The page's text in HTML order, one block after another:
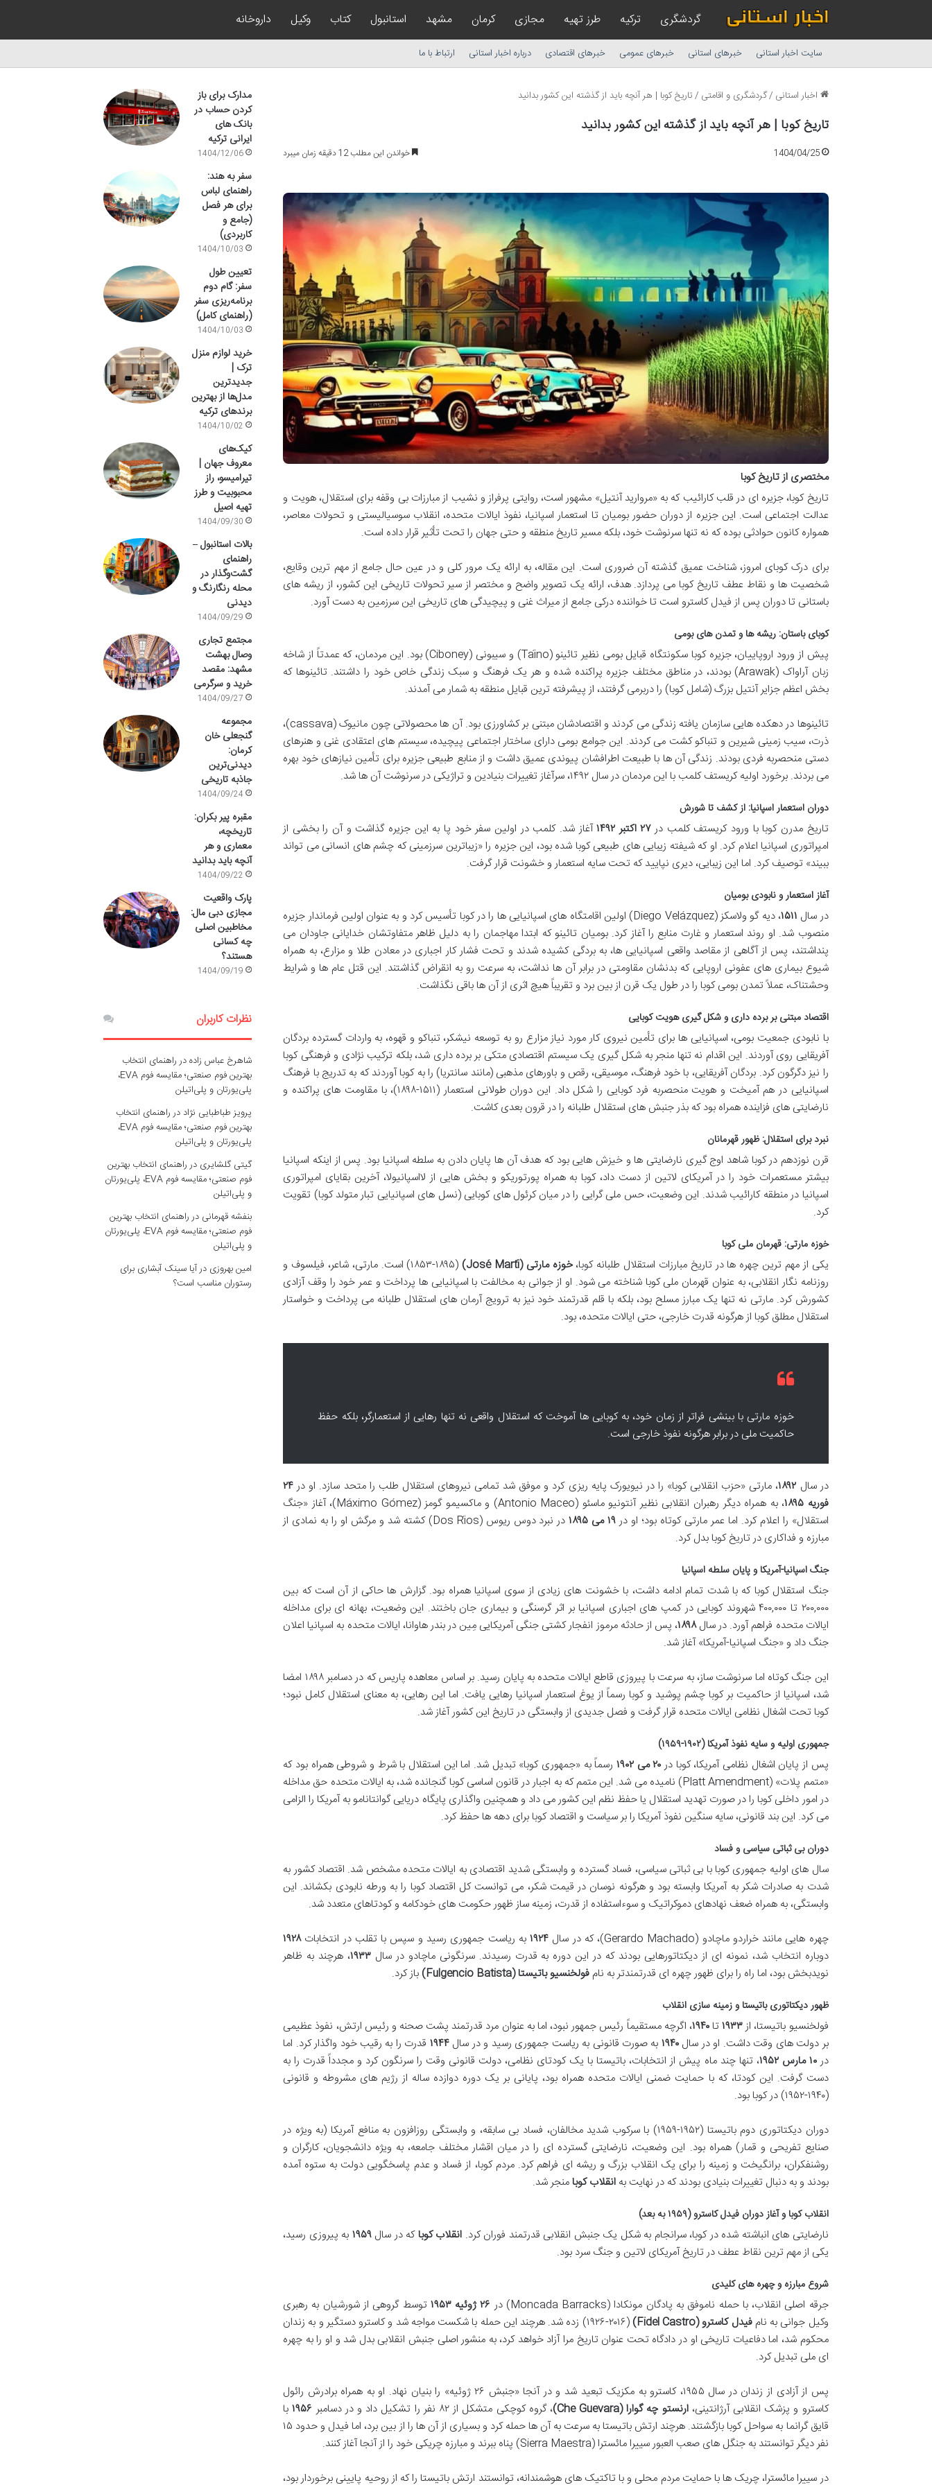
گردشگری ترکیه طرز تهیه مجازی کرمان مشهد استانبول کتاب وکیل داروخانه
سایت اخبار استانی خبرهای استانی خبرهای عمومی خبرهای اقتصادی درباره اخبار استانی ارتباط با ما
اخبار استانی /گردشگری و اقامتی /تاریخ کوبا | هر آنچه باید از گذشته این کشور بدانید
تاریخ کوبا | هر آنچه باید از گذشته این کشور بدانید
1404/04/25 خواندن این مطلب 12 دقیقه زمان میبرد
مختصری از تاریخ کوبا
تاریخ کوبا، جزیره ای در قلب کارائیب که به «مروارید آنتیل» مشهور است، روایتی پرفراز و نشیب از مبارزات بی وقفه برای استقلال، هویت و
عدالت اجتماعی است. این جزیره از دوران حضور بومیان تا استعمار اسپانیا، نفوذ ایالات متحده، انقلاب سوسیالیستی و تحولات معاصر،
همواره کانون حوادثی بوده که نه تنها سرنوشت خود، بلکه مسیر تاریخ منطقه و حتی جهان را تحت تأثیر قرار داده است.
برای درک کوبای امروز، شناخت عمیق گذشته آن ضروری است. این مقاله، به ارائه یک مرور کلی و در عین حال جامع از مهم ترین وقایع،
شخصیت ها و نقاط عطف تاریخ کوبا می پردازد. هدف، ارائه یک تصویر واضح و مختصر از سیر تحولات تاریخی این کشور، از ریشه های
باستانی تا دوران پس از فیدل کاسترو است تا خواننده درکی جامع از میراث غنی و پیچیدگی های تاریخی این سرزمین به دست آورد.
کوبای باستان: ریشه ها و تمدن های بومی
پیش از ورود اروپاییان، جزیره کوبا سکونتگاه قبایل بومی نظیر تائینو (Taíno) و سیبونی (Ciboney) بود. این مردمان، که عمدتاً از شاخه
زبان آراواک (Arawak) بودند، در مناطق مختلف جزیره پراکنده شده و هر یک فرهنگ و سبک زندگی خاص خود را داشتند. تائینوها که
بخش اعظم جزایر آنتیل بزرگ (شامل کوبا) را دربرمی گرفتند، از پیشرفته ترین قبایل منطقه به شمار می آمدند.
تائینوها در دهکده هایی سازمان یافته زندگی می کردند و اقتصادشان مبتنی بر کشاورزی بود. آن ها محصولاتی چون مانیوک (cassava)،
ذرت، سیب زمینی شیرین و تنباکو کشت می کردند. این جوامع بومی دارای ساختار اجتماعی پیچیده، سیستم های اعتقادی غنی و هنرهای
دستی منحصربه فردی بودند. زندگی آن ها با طبیعت اطرافشان پیوندی عمیق داشت و از منابع طبیعی جزیره برای تأمین نیازهای خود بهره
می بردند. برخورد اولیه کریستف کلمب با این مردمان در سال ۱۴۹۲، سرآغاز تغییرات بنیادین و تراژیکی در سرنوشت آن ها شد.
دوران استعمار اسپانیا: از کشف تا شورش
تاریخ مدرن کوبا با ورود کریستف کلمب در۲۷ اکتبر ۱۴۹۲
آغاز شد. کلمب در اولین سفر خود پا به این جزیره گذاشت و آن را بخشی از
امپراتوری اسپانیا اعلام کرد. او که شیفته زیبایی های طبیعی کوبا شده بود، این جزیره را «زیباترین سرزمینی که چشم های انسانی می تواند
ببیند» توصیف کرد. اما این زیبایی، دیری نپایید که تحت سایه استعمار و خشونت قرار گرفت.
آغاز استعمار و نابودی بومیان
در سال ۱۵۱۱
، دیه گو ولاسکز (Diego Velázquez) اولین اقامتگاه های اسپانیایی ها را در کوبا تأسیس کرد و به عنوان اولین فرماندار جزیره
منصوب شد. او روند استعمار و غارت منابع را آغاز کرد. بومیان تائینو که ابتدا مهاجمان را به دلیل ظاهر متفاوتشان خدایانی جاودان می
پنداشتند، پس از آگاهی از مقاصد واقعی اسپانیایی ها، به بردگی کشیده شدند و تحت فشار کار اجباری در معادن طلا و مزارع، به همراه
شیوع بیماری های عفونی اروپایی که بدنشان مقاومتی در برابر آن ها نداشت، به سرعت رو به انقراض گذاشتند. این قتل عام ها و شرایط
وحشتناک، عملاً تمدن بومی کوبا را در طول یک قرن از بین برد و تقریباً هیچ اثری از آن ها باقی نگذاشت.
اقتصاد مبتنی بر برده داری و شکل گیری هویت کوبایی
با نابودی جمعیت بومی، اسپانیایی ها برای تأمین نیروی کار مورد نیاز مزارع رو به توسعه نیشکر، تنباکو و قهوه، به واردات گسترده بردگان
آفریقایی روی آوردند. این اقدام نه تنها منجر به شکل گیری یک سیستم اقتصادی متکی بر برده داری شد، بلکه ترکیب نژادی و فرهنگی کوبا
را نیز دگرگون کرد. بردگان آفریقایی، با خود فرهنگ، موسیقی، رقص و باورهای مذهبی (مانند سانتریا) را به کوبا آوردند که به تدریج با فرهنگ
اسپانیایی در هم آمیخت و هویت منحصربه فرد کوبایی را شکل داد. این دوران طولانی استعمار (۱۵۱۱-۱۸۹۸)، با مقاومت های پراکنده و
نارضایتی های فزاینده همراه بود که بذر جنبش های استقلال طلبانه را در قرون بعدی کاشت.
نبرد برای استقلال: ظهور قهرمانان
قرن نوزدهم در کوبا شاهد اوج گیری نارضایتی ها و خیزش هایی بود که هدف آن ها پایان دادن به سلطه اسپانیا بود. پس از اینکه اسپانیا
بیشتر مستعمرات خود را در آمریکای لاتین از دست داد، کوبا به همراه پورتوریکو و بخش هایی از لااسپانیولا، آخرین بقایای امپراتوری
اسپانیا در منطقه کارائیب شدند. این وضعیت، حس ملی گرایی را در میان کرئول های کوبایی (نسل های اسپانیایی تبار متولد کوبا) تقویت
کرد.
خوزه مارتی: قهرمان ملی کوبا
یکی از مهم ترین چهره ها در تاریخ مبارزات استقلال طلبانه کوبا،خوزه مارتی (José Martí)
(۱۸۵۳-۱۸۹۵) است. مارتی، شاعر، فیلسوف و
روزنامه نگار انقلابی، به عنوان قهرمان ملی کوبا شناخته می شود. او از جوانی به مخالفت با اسپانیایی ها پرداخت و عمر خود را وقف آزادی
کشورش کرد. مارتی نه تنها یک مبارز مسلح بود، بلکه با قلم قدرتمند خود نیز به ترویج آرمان های استقلال طلبانه می پرداخت و خواستار
استقلال مطلق کوبا از هرگونه قدرت خارجی، حتی ایالات متحده، بود.
خوزه مارتی با بینشی فراتر از زمان خود، به کوبایی ها آموخت که استقلال واقعی نه تنها رهایی از استعمارگر، بلکه حفظ
حاکمیت ملی در برابر هرگونه نفوذ خارجی است.
در سال ۱۸۹۲، مارتی «حزب انقلابی کوبا» را در نیویورک پایه ریزی کرد و موفق شد تمامی نیروهای استقلال طلب را متحد سازد. او در۲۴
فوریه ۱۸۹۵
، به همراه دیگر رهبران انقلابی نظیر آنتونیو ماسئو (Antonio Maceo) و ماکسیمو گومز (Máximo Gómez)، آغاز «جنگ
استقلال» را اعلام کرد. اما عمر مارتی کوتاه بود؛ او در۱۹ می ۱۸۹۵
در نبرد دوس ریوس (Dos Ríos) کشته شد و مرگش او را به نمادی از
مبارزه و فداکاری در تاریخ کوبا بدل کرد.
جنگ اسپانیا-آمریکا و پایان سلطه اسپانیا
جنگ استقلال کوبا که با شدت تمام ادامه داشت، با خشونت های زیادی از سوی اسپانیا همراه بود. گزارش ها حاکی از آن است که بین
۲۰۰,۰۰۰ تا ۴۰۰,۰۰۰ شهروند کوبایی در کمپ های اجباری اسپانیا بر اثر گرسنگی و بیماری جان باختند. این وضعیت، بهانه ای برای مداخله
ایالات متحده فراهم آورد. در سال۱۸۹۸، پس از حادثه مرموز انفجار کشتی جنگی آمریکایی مِین در بندر هاوانا، ایالات متحده به اسپانیا اعلان
جنگ داد و «جنگ اسپانیا-آمریکا» آغاز شد.
این جنگ کوتاه اما سرنوشت ساز، به سرعت با پیروزی قاطع ایالات متحده به پایان رسید. بر اساس معاهده پاریس که در دسامبر ۱۸۹۸ امضا
شد، اسپانیا از حاکمیت بر کوبا چشم پوشید و کوبا رسماً از یوغ استعمار اسپانیا رهایی یافت. اما این رهایی، به معنای استقلال کامل نبود؛
کوبا تحت اشغال نظامی ایالات متحده قرار گرفت و فصل جدیدی از وابستگی در تاریخ این کشور آغاز شد.
جمهوری اولیه و سایه نفوذ آمریکا (۱۹۰۲-۱۹۵۹)
پس از پایان اشغال نظامی آمریکا، کوبا در۲۰ می ۱۹۰۲
رسماً به «جمهوری کوبا» تبدیل شد. اما این استقلال با شرط و شروطی همراه بود که
«متمم پلات» (Platt Amendment) نامیده می شد. این متمم که به اجبار در قانون اساسی کوبا گنجانده شد، به ایالات متحده حق مداخله
در امور داخلی کوبا را در صورت تهدید استقلال یا حفظ نظم این کشور می داد و همچنین واگذاری پایگاه دریایی گوانتانامو به آمریکا را الزامی
می کرد. این بند قانونی، سایه سنگین نفوذ آمریکا را بر سیاست و اقتصاد کوبا برای دهه ها حفظ کرد.
دوران بی ثباتی سیاسی و فساد
سال های اولیه جمهوری کوبا با بی ثباتی سیاسی، فساد گسترده و وابستگی شدید اقتصادی به ایالات متحده مشخص شد. اقتصاد کشور به
شدت به صادرات شکر به آمریکا وابسته بود و هرگونه نوسان در قیمت شکر، می توانست کل اقتصاد کوبا را به ورطه نابودی بکشاند. این
وابستگی، به همراه ضعف نهادهای دموکراتیک و سوءاستفاده از قدرت، زمینه ساز ظهور حکومت های خودکامه و کودتاهای متعدد شد.
چهره هایی مانند خراردو ماچادو (Gerardo Machado)، که در سال
۱۹۲۴به ریاست جمهوری رسید و سپس با تقلب در انتخابات۱۹۲۸
دوباره انتخاب شد، نمونه ای از دیکتاتورهایی بودند که در این دوره به قدرت رسیدند. سرنگونی ماچادو در سال۱۹۳۳، هرچند به ظاهر
نویدبخش بود، اما راه را برای ظهور چهره ای قدرتمندتر به نامفولخنسیو باتیستا (Fulgencio Batista) باز کرد.
ظهور دیکتاتوری باتیستا و زمینه سازی انقلاب
فولخنسیو باتیستا، از۱۹۳۳تا۱۹۴۰، اگرچه مستقیماً رئیس جمهور نبود، اما به عنوان مرد قدرتمند پشت صحنه و رئیس ارتش، نفوذ عظیمی
بر دولت های وقت داشت. او در سال۱۹۴۰ به صورت قانونی به ریاست جمهوری رسید و در سال۱۹۴۴ قدرت را به رقیب خود واگذار کرد. اما
در۱۰ مارس ۱۹۵۲
، تنها چند ماه پیش از انتخابات، باتیستا با یک کودتای نظامی، دولت قانونی وقت را سرنگون کرد و مجدداً قدرت را به
دست گرفت. این کودتا، که با حمایت ضمنی ایالات متحده همراه بود، پایانی بر یک دوره دوازده ساله از رژیم های مشروطه و قانونی
(۱۹۴۰-۱۹۵۲) در کوبا بود.
دوران دیکتاتوری دوم باتیستا (۱۹۵۲-۱۹۵۹) با سرکوب شدید مخالفان، فساد بی سابقه، و وابستگی روزافزون به منافع آمریکا (به ویژه در
صنایع تفریحی و قمار) همراه بود. این وضعیت، نارضایتی گسترده ای را در میان اقشار مختلف جامعه، به ویژه دانشجویان، کارگران و
روشنفکران، برانگیخت و زمینه را برای یک انقلاب بزرگ و ریشه ای فراهم کرد. مردم کوبا، از فساد و عدم پاسخگویی دولت به ستوه آمده
بودند و به دنبال تغییرات بنیادی بودند که در نهایت بهانقلاب کوبامنجر شد.
انقلاب کوبا و آغاز دوران فیدل کاسترو (۱۹۵۹ به بعد)
نارضایتی های انباشته شده در کوبا، سرانجام به شکل یک جنبش انقلابی قدرتمند فوران کرد. انقلاب کوباکه در سال۱۹۵۹ به پیروزی رسید،
یکی از مهم ترین نقاط عطف در تاریخ آمریکای لاتین و جنگ سرد بود.
شروع مبارزه و چهره های کلیدی
جرقه اصلی انقلاب، با حمله ناموفق به پادگان مونکادا (Moncada Barracks) در ۲۶ ژوئیه ۱۹۵۳
توسط گروهی از شورشیان به رهبری
وکیل جوانی به نامفیدل کاسترو (Fidel Castro)
(۱۹۲۶-۲۰۱۶) زده شد. هرچند این حمله با شکست مواجه شد و کاسترو دستگیر و به زندان
محکوم شد، اما دفاعیات تاریخی او در دادگاه تحت عنوان تاریخ مرا آزاد خواهد کرد، به منشور اصلی جنبش انقلابی بدل شد و او را به چهره
ای ملی تبدیل کرد.
پس از آزادی از زندان در سال ۱۹۵۵، کاسترو به مکزیک تبعید شد و در آنجا «جنبش ۲۶ ژوئیه» را بنیان نهاد. او به همراه برادرش رائول
کاسترو و پزشک انقلابی آرژانتینی،ارنستو چه گوارا (Che Guevara) ، گروه کوچکی متشکل از ۸۲ نفر را تشکیل داد و در دسامبر ۱۹۵۶با
قایق گرانما به سواحل کوبا بازگشتند. هرچند ارتش باتیستا به سرعت به آن ها حمله کرد و بسیاری از آن ها را از بین برد، اما فیدل و حدود ۱۵
نفر دیگر توانستند به جنگل های صعب العبور سییرا مائسترا (Sierra Maestra) پناه ببرند و مبارزه چریکی خود را از آنجا آغاز کنند.
در سییرا مائسترا، چریک ها با حمایت مردم محلی و با تاکتیک های هوشمندانه، توانستند ارتش باتیستا را که از روحیه پایینی برخوردار بود،
مدارک برای باز
کردن حساب در
بانک های
ایرانی ترکیه
1404/12/06
سفر به هند:
راهنمای لباس
برای هر فصل
(جامع و
کاربردی)
1404/10/03
تعیین طول
سفر: گام دوم
برنامه‌ریزی سفر
(راهنمای کامل)
1404/10/03
خرید لوازم منزل
ترک |
جدیدترین
مدل‌ها از بهترین
برندهای ترکیه
1404/10/02
کیک‌های
معروف جهان |
تیرامیسو، راز
محبوبیت و طرز
تهیه اصیل
1404/09/30
بالات استانبول –
راهنمای
گشت‌وگذار در
محله رنگارنگ و
دیدنی
1404/09/29
مجتمع تجاری
وصال بهشت
مشهد: مقصد
خرید و سرگرمی
1404/09/27
مجموعه
گنجعلی خان
کرمان:
دیدنی‌ترین
جاذبه تاریخی
1404/09/24
مقبره پیر بکران:
تاریخچه،
معماری و هر
آنچه باید بدانید
1404/09/22
پارک واقعیت
مجازی دبی مال:
مخاطبین اصلی
چه کسانی
هستند؟
1404/09/19
نظرات کاربران
شاهرخ عباس زادهدرراهنمای انتخاب
بهترین فوم صنعتی؛ مقایسه فوم EVA،
پلی‌یورتان و پلی‌اتیلن
پرویز طباطبایی نژاد درراهنمای انتخاب
بهترین فوم صنعتی؛ مقایسه فوم EVA،
پلی‌یورتان و پلی‌اتیلن
گیتی گلشایری درراهنمای انتخاب بهترین
فوم صنعتی؛ مقایسه فوم EVA، پلی‌یورتان
و پلی‌اتیلن
بنفشه قهرمانی درراهنمای انتخاب بهترین
فوم صنعتی؛ مقایسه فوم EVA، پلی‌یورتان
و پلی‌اتیلن
امین بهروزی درآیا سینک آبشاری برای
رستوران مناسب است؟